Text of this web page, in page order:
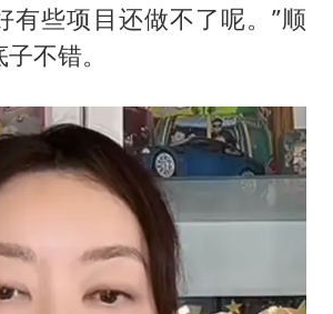
有些项目还做不了呢。”顺
不错。